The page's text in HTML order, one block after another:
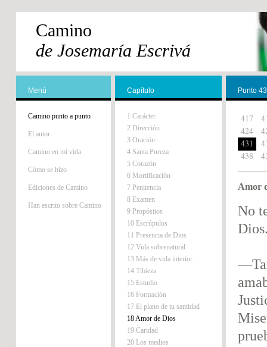
Camino
de Josemaría Escrivá
Menú
Camino punto a punto
El autor
Camino en mi vida
Cómo se hizo
Ediciones de Camino
Han escrito sobre Camino
Capítulo
1 Carácter
2 Dirección
3 Oración
4 Santa Pureza
5 Corazón
6 Mortificación
7 Penitencia
8 Examen
9 Propósitos
10 Escrúpulos
11 Presencia de Dios
12 Vida sobrenatural
13 Más de vida interior
14 Tibieza
15 Estudio
16 Formación
17 El plano de tu santidad
18 Amor de Dios
19 Caridad
20 Los medios
Punto
417
424
431
438
Amor
No